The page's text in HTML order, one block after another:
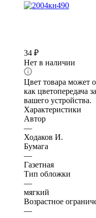
34 ₽
Нет в наличии
Цвет товара может
как цветопередача
вашего устройства.
Характеристики
Автор
—
Ходаков И.
Бумага
—
Газетная
Тип обложки
—
мягкий
Возрастное
—